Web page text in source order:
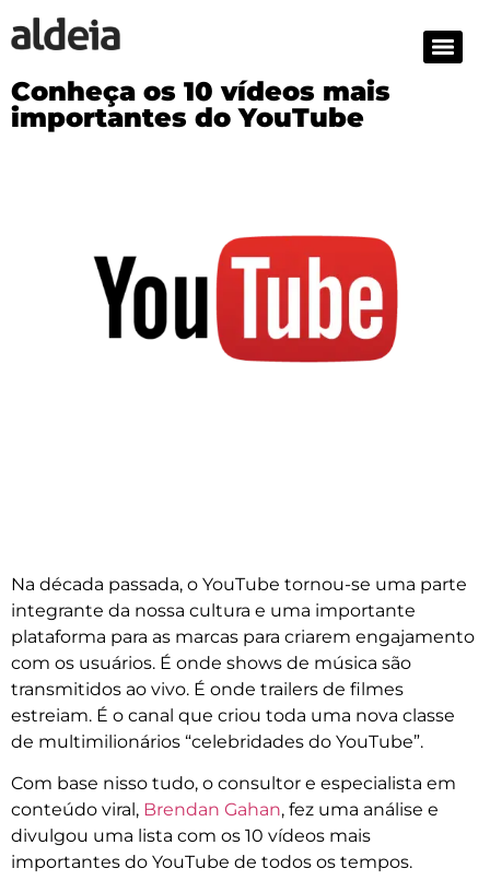
Conheça os 10 vídeos mais
importantes do YouTube
Na década passada, o YouTube tornou-se uma parte
integrante da nossa cultura e uma importante
plataforma para as marcas para criarem engajamento
com os usuários. É onde shows de música são
transmitidos ao vivo. É onde trailers de filmes
estreiam. É o canal que criou toda uma nova classe
de multimilionários “celebridades do YouTube”.
Com base nisso tudo, o consultor e especialista em
conteúdo viral, Brendan Gahan, fez uma análise e
divulgou uma lista com os 10 vídeos mais
importantes do YouTube de todos os tempos.